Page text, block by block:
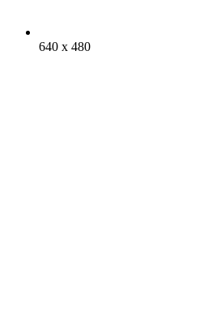
640 х 480